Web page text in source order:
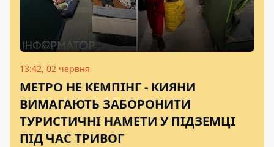
13:42, 02 червня
МЕТРО НЕ КЕМПІНГ - КИЯНИ
ВИМАГАЮТЬ ЗАБОРОНИТИ
ТУРИСТИЧНІ НАМЕТИ У ПІДЗЕМЦІ
ПІД ЧАС ТРИВОГ